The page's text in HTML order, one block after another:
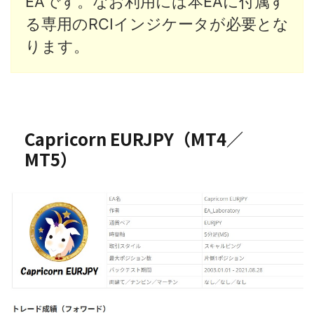
る専用のRCIインジケータが必要とな
ります。
Capricorn EURJPY（MT4／
MT5）